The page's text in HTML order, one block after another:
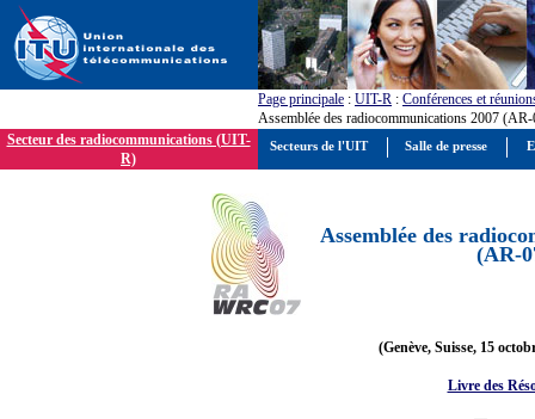
Page principale : UIT-R : Conférences et
Assemblée des radiocommunications 2007
Secteur des radiocommunications (UIT-
R)
Assemblée des
(AR-
(Genève, Suisse, 15
Livre des
Secteurs de l'UIT Salle de presse